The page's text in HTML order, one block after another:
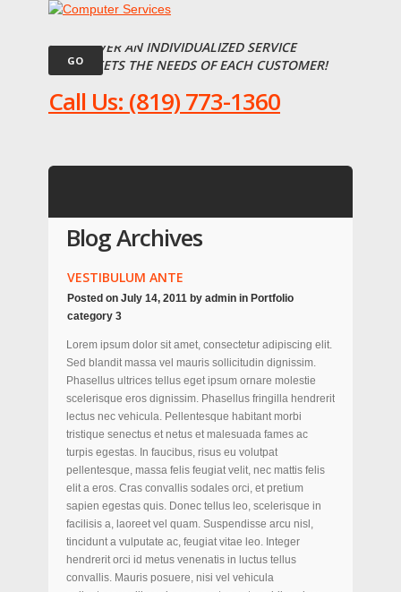
WE DELIVER AN INDIVIDUALIZED SERVICE
THAT MEETS THE NEEDS OF EACH CUSTOMER!
Call Us: (819) 773-1360
Blog Archives
VESTIBULUM ANTE
Posted on July 14, 2011 by admin in Portfolio
category 3
Lorem ipsum dolor sit amet, consectetur adipiscing elit.
Sed blandit massa vel mauris sollicitudin dignissim.
Phasellus ultrices tellus eget ipsum ornare molestie
scelerisque eros dignissim. Phasellus fringilla hendrerit
lectus nec vehicula. Pellentesque habitant morbi
tristique senectus et netus et malesuada fames ac
turpis egestas. In faucibus, risus eu volutpat
pellentesque, massa felis feugiat velit, nec mattis felis
elit a eros. Cras convallis sodales orci, et pretium
sapien egestas quis. Donec tellus leo, scelerisque in
facilisis a, laoreet vel quam. Suspendisse arcu nisl,
tincidunt a vulputate ac, feugiat vitae leo. Integer
hendrerit orci id metus venenatis in luctus tellus
convallis. Mauris posuere, nisi vel vehicula